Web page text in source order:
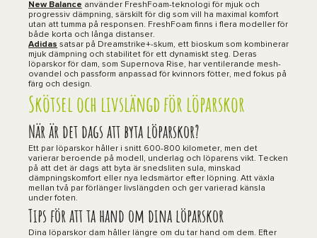
New Balance använder FreshFoam-teknologi för mjuk och
progressiv dämpning, särskilt för dig som vill ha maximal komfort
utan att tumma på responsen. FreshFoam finns i flera modeller för
både korta och långa distanser.
Adidas satsar på Dreamstrike+-skum, ett bioskum som kombinerar
mjuk dämpning och stabilitet för ett dynamiskt steg. Deras
löparskor för dam, som Supernova Rise, har ventilerande mesh-
ovandel och passform anpassad för kvinnors fötter, med fokus på
färg och design.
Skötsel och livslängd för löparskor
När är det dags att byta löparskor?
Ett par löparskor håller i snitt 600-800 kilometer, men det
varierar beroende på modell, underlag och löparens vikt. Tecken
på att det är dags att byta är snedsliten sula, minskad
dämpningskomfort eller nya ledsmärtor efter löpning. Att växla
mellan två par förlänger livslängden och ger varierad känsla
under foten.
Tips för att ta hand om dina löparskor
Dina löparskor dam håller längre om du tar hand om dem. Efter